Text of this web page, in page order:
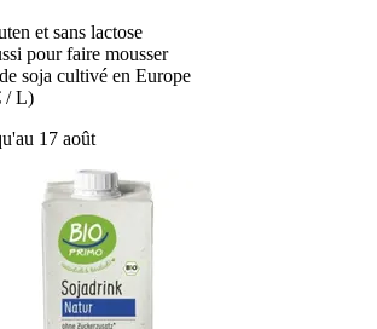
et sans lactose
pour faire mousser
soja cultivé en Europe
/ L)
17 août